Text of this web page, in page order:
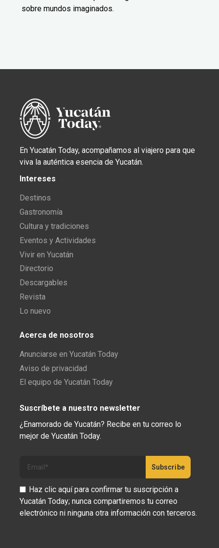
sobre mundos imaginados.
En Yucatán Today, acompañamos al viajero para que
viva la auténtica esencia de Yucatán.
Intereses
Destinos
Gastronomía
Cultura y tradiciones
Eventos y Actividades
Vivir en Yucatán
Directorio
Descargables
Revista
Lo nuevo
Acerca de nosotros
Anunciarse en Yucatán Today
Aviso de privacidad
El equipo de Yucatán Today
Suscríbete a nuestro newsletter
¿Enamorado de Yucatán? Recibe en tu correo lo
mejor de Yucatán Today.
Haz clic aquí para confirmar tu suscripción a
Yucatán Today; nunca compartiremos tu correo
electrónico ni ninguna otra información con terceros.